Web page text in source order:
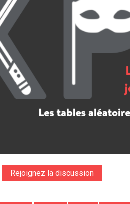
Rejoignez la discussion